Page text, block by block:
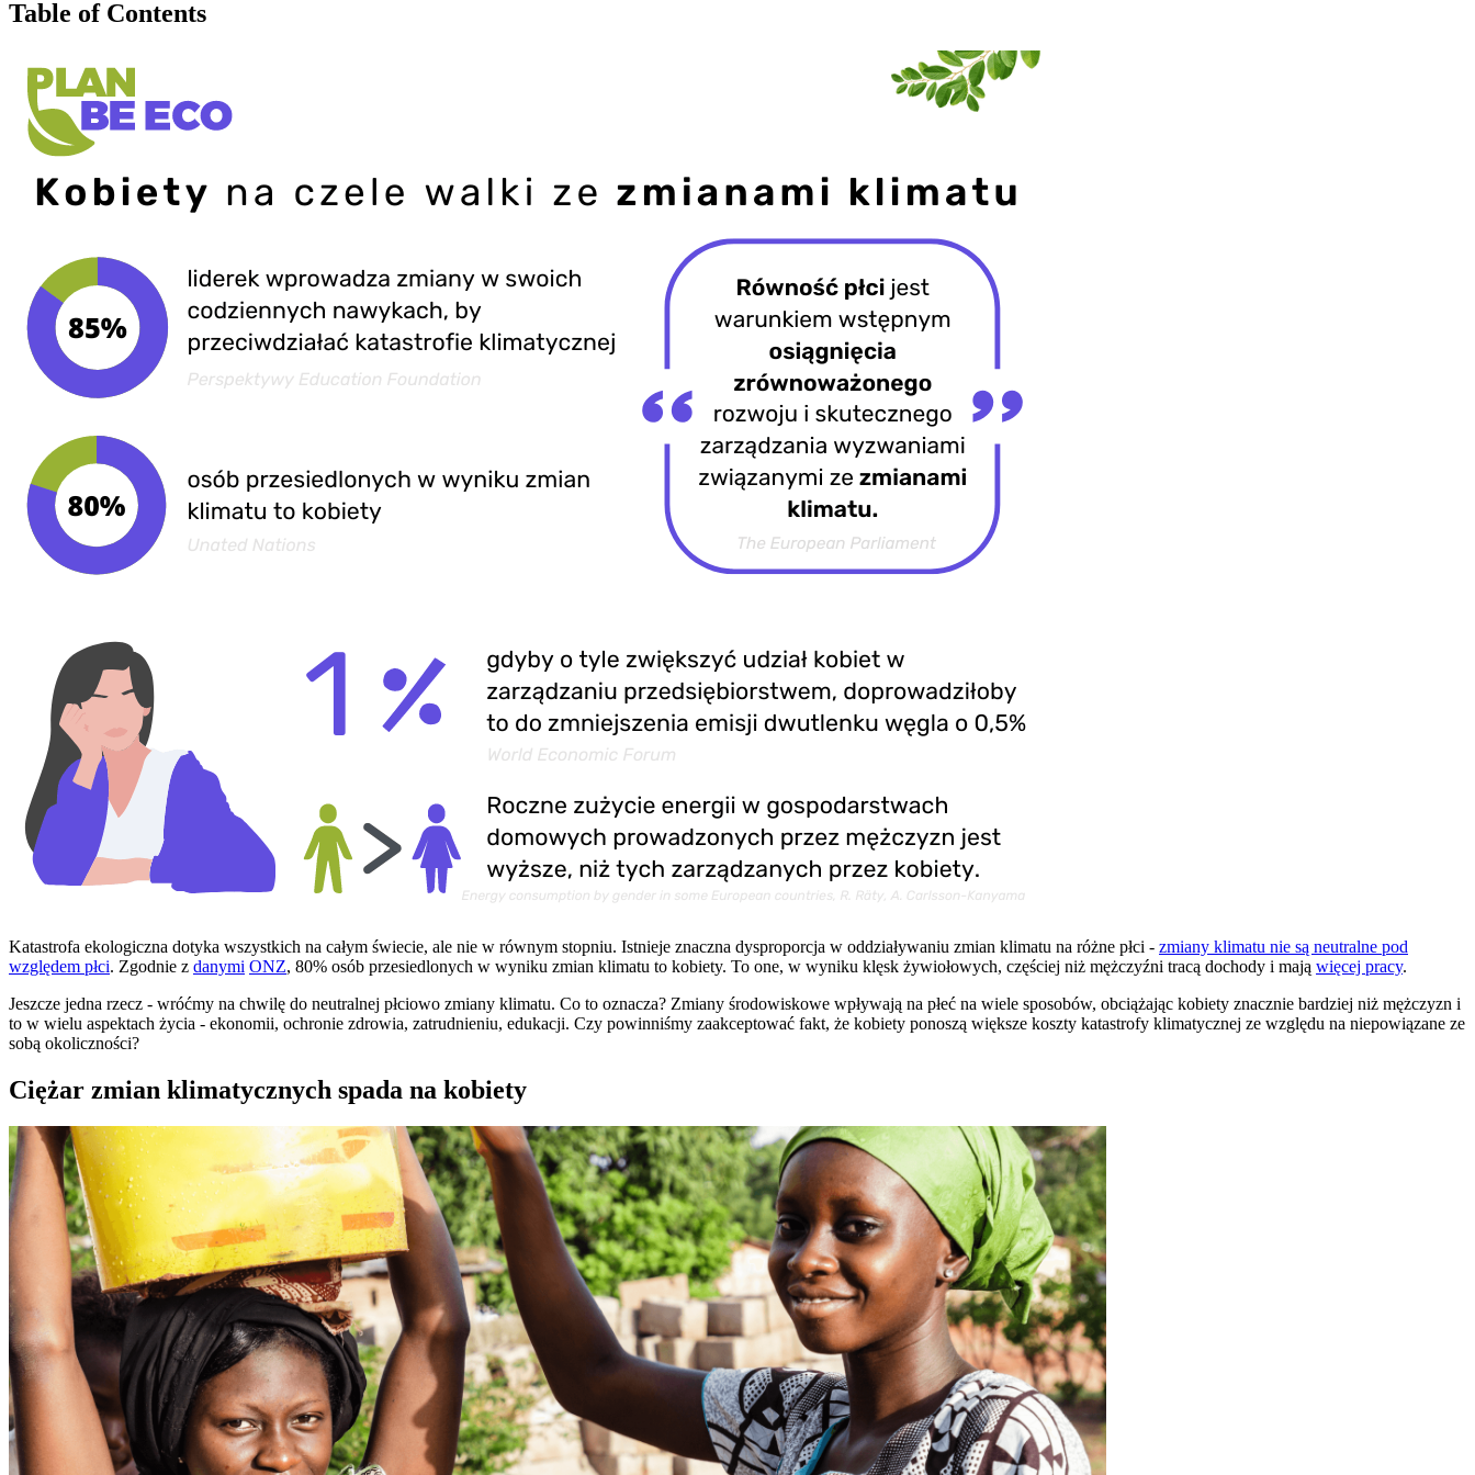
Table of Contents
Katastrofa ekologiczna dotyka wszystkich na całym świecie, ale nie w równym stopniu. Istnieje znaczna dysproporcja w oddziaływaniu zmian klimatu na różne płci - zmiany klimatu nie są neutralne pod
względem płci. Zgodnie z danymi ONZ, 80% osób przesiedlonych w wyniku zmian klimatu to kobiety. To one, w wyniku klęsk żywiołowych, częściej niż mężczyźni tracą dochody i mają więcej pracy.
Jeszcze jedna rzecz - wróćmy na chwilę do neutralnej płciowo zmiany klimatu. Co to oznacza? Zmiany środowiskowe wpływają na płeć na wiele sposobów, obciążając kobiety znacznie bardziej niż mężczyzn i
to w wielu aspektach życia - ekonomii, ochronie zdrowia, zatrudnieniu, edukacji. Czy powinniśmy zaakceptować fakt, że kobiety ponoszą większe koszty katastrofy klimatycznej ze względu na niepowiązane ze
sobą okoliczności?
Ciężar zmian klimatycznych spada na kobiety